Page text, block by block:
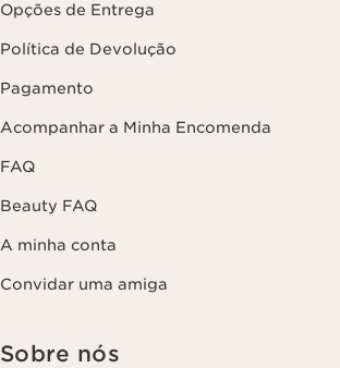
Opções de Entrega
Política de Devolução
Pagamento
Acompanhar a Minha Encomenda
FAQ
Beauty FAQ
A minha conta
Convidar uma amiga
Sobre nós